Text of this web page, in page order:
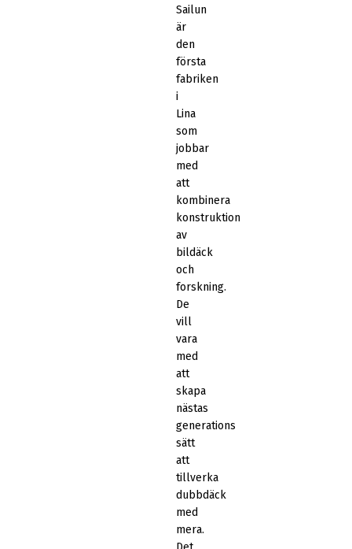
Sailun
är
den
första
fabriken
i
Lina
som
jobbar
med
att
kombinera
konstruktion
av
bildäck
och
forskning.
De
vill
vara
med
att
skapa
nästas
generations
sätt
att
tillverka
dubbdäck
med
mera.